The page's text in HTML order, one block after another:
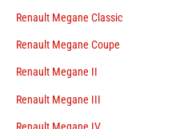
Renault Megane Classic
Renault Megane Coupe
Renault Megane II
Renault Megane III